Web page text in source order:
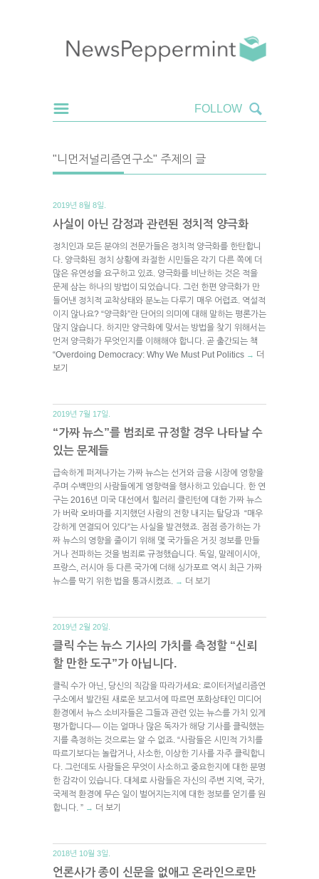
"니먼저널리즘연구소" 주제의 글
2019년 8월 8일.
사실이 아닌 감정과 관련된 정치적 양극화
정치인과 모든 분야의 전문가들은 정치적 양극화를 한탄합니
다. 양극화된 정치 상황에 좌절한 시민들은 각기 다른 쪽에 더
많은 유연성을 요구하고 있죠. 양극화를 비난하는 것은 적을
문제 삼는 하나의 방법이 되었습니다. 그런 한편 양극화가 만
들어낸 정치적 교착상태와 분노는 다루기 매우 어렵죠. 역설적
이지 않나요? “양극화”란 단어의 의미에 대해 말하는 평론가는
많지 않습니다. 하지만 양극화에 맞서는 방법을 찾기 위해서는
먼저 양극화가 무엇인지를 이해해야 합니다. 곧 출간되는 책
“Overdoing Democracy: Why We Must Put Politics → 더
보기
2019년 7월 17일.
“가짜 뉴스”를 범죄로 규정할 경우 나타날 수
있는 문제들
급속하게 퍼져나가는 가짜 뉴스는 선거와 금융 시장에 영향을
주며 수백만의 사람들에게 영향력을 행사하고 있습니다. 한 연
구는 2016년 미국 대선에서 힐러리 클린턴에 대한 가짜 뉴스
가 버락 오바마를 지지했던 사람의 전향 내지는 탈당과 “매우
강하게 연결되어 있다”는 사실을 발견했죠. 점점 증가하는 가
짜 뉴스의 영향을 줄이기 위해 몇 국가들은 거짓 정보를 만들
거나 전파하는 것을 범죄로 규정했습니다. 독일, 말레이시아,
프랑스, 러시아 등 다른 국가에 더해 싱가포르 역시 최근 가짜
뉴스를 막기 위한 법을 통과시켰죠.
→ 더 보기
2019년 2월 20일.
클릭 수는 뉴스 기사의 가치를 측정할 “신뢰
할 만한 도구”가 아닙니다.
클릭 수가 아닌, 당신의 직감을 따라가세요: 로이터저널리즘연
구소에서 발간된 새로운 보고서에 따르면 포화상태인 미디어
환경에서 뉴스 소비자들은 그들과 관련 있는 뉴스를 가치 있게
평가합니다— 이는 얼마나 많은 독자가 해당 기사를 클릭했는
지를 측정하는 것으로는 알 수 없죠. “사람들은 시민적 가치를
따르기보다는 놀랍거나, 사소한, 이상한 기사를 자주 클릭합니
다. 그런데도 사람들은 무엇이 사소하고 중요한지에 대한 분명
한 감각이 있습니다. 대체로 사람들은 자신의 주변 지역, 국가,
국제적 환경에 무슨 일이 벌어지는지에 대한 정보를 얻기를 원
합니다. ” → 더 보기
2018년 10월 3일.
언론사가 종이 신문을 없애고 온라인으로만